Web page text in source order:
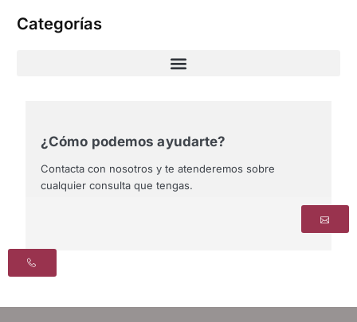
Categorías
¿Cómo podemos ayudarte?
Contacta con nosotros y te atenderemos sobre
cualquier consulta que tengas.